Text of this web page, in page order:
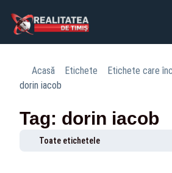
Acasă Etichete
Etichete care
dorin iacob
Tag: dorin iacob
Toate etichetele